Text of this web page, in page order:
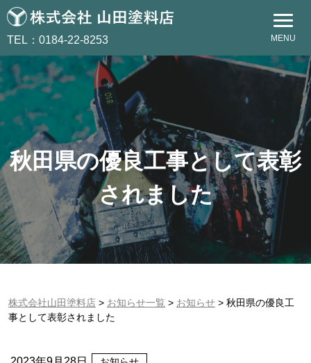
TEL：0184-22-8253 MENU
秋田県の優良工事として表彰
されました
株式会社山田塗料店 > お知らせ一覧 > お知らせ > 秋田県の優良工
事として表彰されました